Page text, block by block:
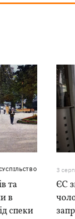
та
в
спеки
3
ЄС